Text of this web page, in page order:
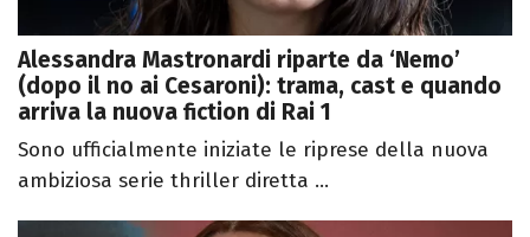
Alessandra Mastronardi riparte da ‘Nemo’
(dopo il no ai Cesaroni): trama, cast e quando
arriva la nuova fiction di Rai 1
Sono ufficialmente iniziate le riprese della nuova
ambiziosa serie thriller diretta ...